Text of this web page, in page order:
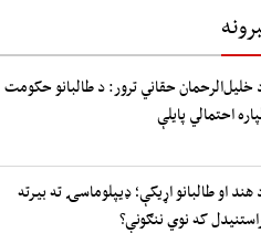
خلیل‌الرحمان حقاني ترور: د طالبانو حکومت
احتمالي پایلې
هند او طالبانو اړیکې؛ ډیپلوماسۍ ته بیرته
که نوي ننګونې؟